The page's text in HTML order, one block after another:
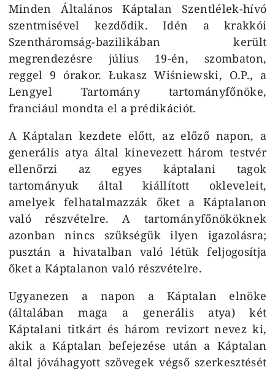
Minden Általános Káptalan Szentlélek-hívó
szentmisével kezdődik. Idén a krakkói
Szentháromság-bazilikában került
megrendezésre július 19-én, szombaton,
reggel 9 órakor. Łukasz Wiśniewski, O.P., a
Lengyel Tartomány tartományfőnöke,
franciául mondta el a prédikációt.
A Káptalan kezdete előtt, az előző napon, a
generális atya által kinevezett három testvér
ellenőrzi az egyes káptalani tagok
tartományuk által kiállított okleveleit,
amelyek felhatalmazzák őket a Káptalanon
való részvételre. A tartományfőnököknek
azonban nincs szükségük ilyen igazolásra;
pusztán a hivatalban való létük feljogosítja
őket a Káptalanon való részvételre.
Ugyanezen a napon a Káptalan elnöke
(általában maga a generális atya) két
Káptalani titkárt és három revizort nevez ki,
akik a Káptalan befejezése után a Káptalan
által jóváhagyott szövegek végső szerkesztését